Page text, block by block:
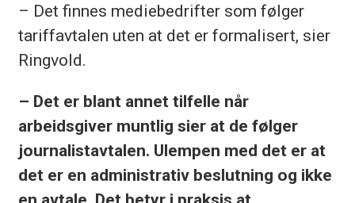
– Det finnes mediebedrifter som følger
tariffavtalen uten at det er formalisert, sier
Ringvold.
– Det er blant annet tilfelle når
arbeidsgiver muntlig sier at de følger
journalistavtalen. Ulempen med det er at
det er en administrativ beslutning og ikke